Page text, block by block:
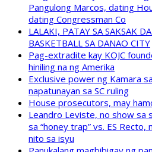
Pangulong Marcos, dating
dating Congressman Co
LALAKI, PATAY SA SAKSAK
BASKETBALL SA DANAO CITY
Pag-extradite kay KOJC
hiniling na ng Amerika
Exclusive power ng Kamara
napatunayan sa SC ruling
House prosecutors, may
Leandro Leviste, no show sa
sa “honey trap” vs. ES
nito sa isyu